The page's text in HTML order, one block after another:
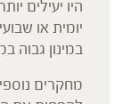
היו יעילים
יומית או
במינון גבוה